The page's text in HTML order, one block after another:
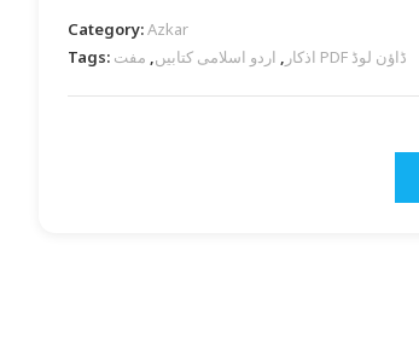
Category:Azkar
Tags:
اذکار , اردو اسلامی کتابیں, مفت PDF ڈاؤن لوڈ